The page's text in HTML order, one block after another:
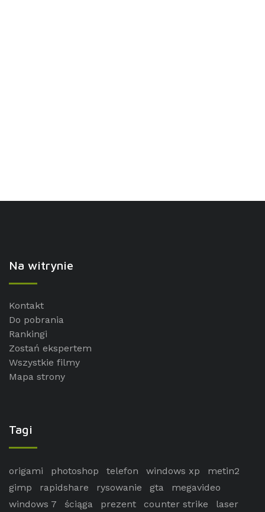
Na witrynie
Kontakt
Do pobrania
Rankingi
Zostań ekspertem
Wszystkie filmy
Mapa strony
Tagi
origami photoshop telefon windows xp
metin2
gimp
rapidshare rysowanie gta
megavideo
windows 7
ściąga prezent counter strike laser